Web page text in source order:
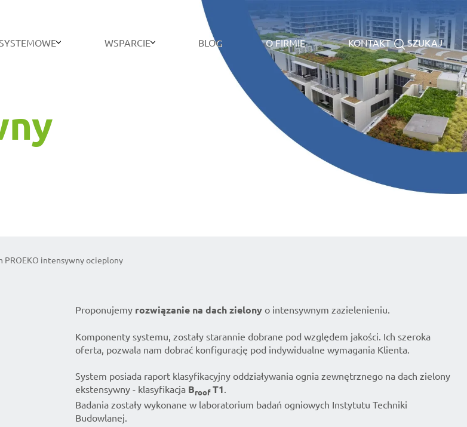
WSPARCIE BLOG O FIRMIE KONTAKT SZUKAJ
PROEKO intensywny ocieplony
Proponujemy rozwiązanie na dach zielony o intensywnym zazielenieniu.
Komponenty systemu, zostały starannie dobrane pod względem jakości. Ich szeroka
oferta, pozwala nam dobrać konfigurację pod indywidualne wymagania Klienta.
System posiada raport klasyfikacyjny oddziaływania ognia zewnętrznego na dach zielony
ekstensywny - klasyfikacja BroofT1.
Badania zostały wykonane w laboratorium badań ogniowych Instytutu Techniki
Budowlanej.